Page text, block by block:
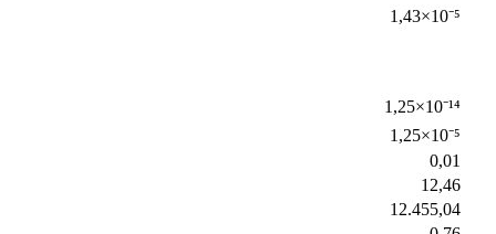
1,43×10⁻⁵
1,25×10⁻¹⁴
1,25×10⁻⁵
0,01
12,46
12.455,04